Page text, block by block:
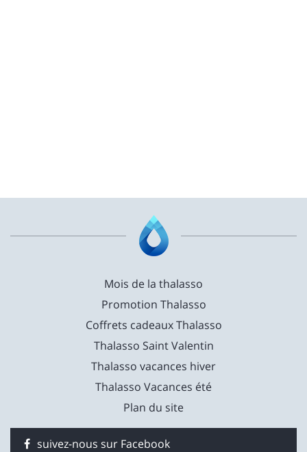
Mois de la thalasso
Promotion Thalasso
Coffrets cadeaux Thalasso
Thalasso Saint Valentin
Thalasso vacances hiver
Thalasso Vacances été
Plan du site
suivez-nous sur Facebook